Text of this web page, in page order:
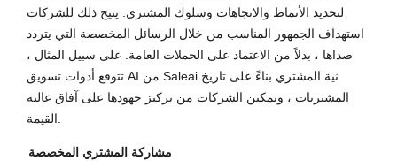
لتحديد الأنماط والاتجاهات وسلوك المشتري. يتيح ذلك للشركات
استهداف الجمهور المناسب من خلال الرسائل المخصصة التي يتردد
صداها ، بدلاً من الاعتماد على الحملات العامة. على سبيل المثال ،
تتوقع أدوات تسويق AI من Saleai نية المشتري بناءً على تاريخ
المشتريات ، وتمكين الشركات من تركيز جهودها على آفاق عالية
القيمة.
مشاركة المشتري المخصصة